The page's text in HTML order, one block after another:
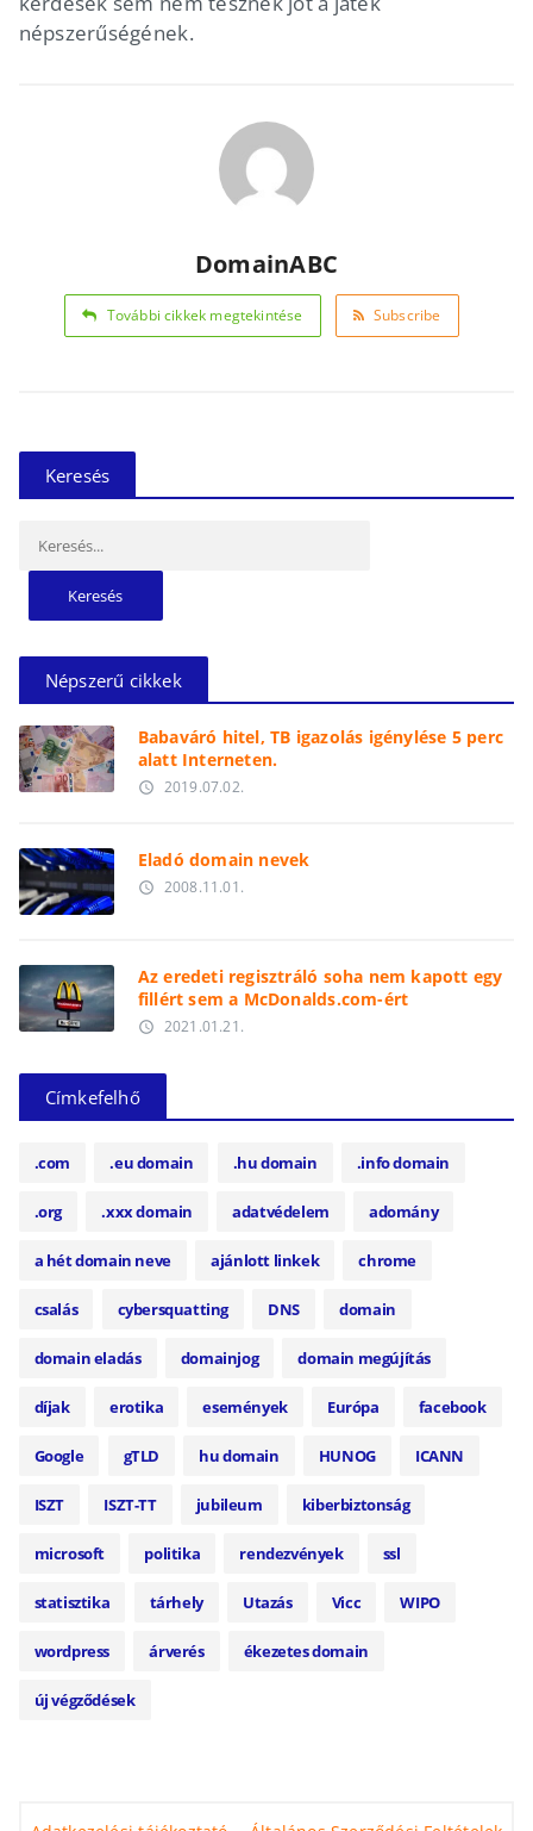
népszerűségének.
DomainABC
További cikkek megtekintése Subscribe
Keresés
Népszerű cikkek
Babaváró hitel, TB igazolás igénylése 5 perc
alatt Interneten.
access_time 2019.07.02.
Eladó domain nevek
access_time 2008.11.01.
Az eredeti regisztráló soha nem kapott egy
fillért sem a McDonalds.com-ért
access_time 2021.01.21.
Címkefelhő
.com .eu domain .hu domain .info domain
.org .xxx domain adatvédelem adomány
a hét domain neve ajánlott linkek chrome
csalás cybersquatting DNS domain
domain eladás domainjog domain megújítás
díjak erotika események Európa facebook
Google gTLD hu domain HUNOG ICANN
ISZT ISZT-TT jubileum kiberbiztonság
microsoft politika rendezvények ssl
statisztika tárhely Utazás Vicc WIPO
wordpress árverés ékezetes domain
új végződések